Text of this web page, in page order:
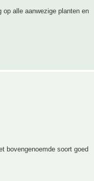
op alle aanwezige planten en
bovengenoemde soort goed